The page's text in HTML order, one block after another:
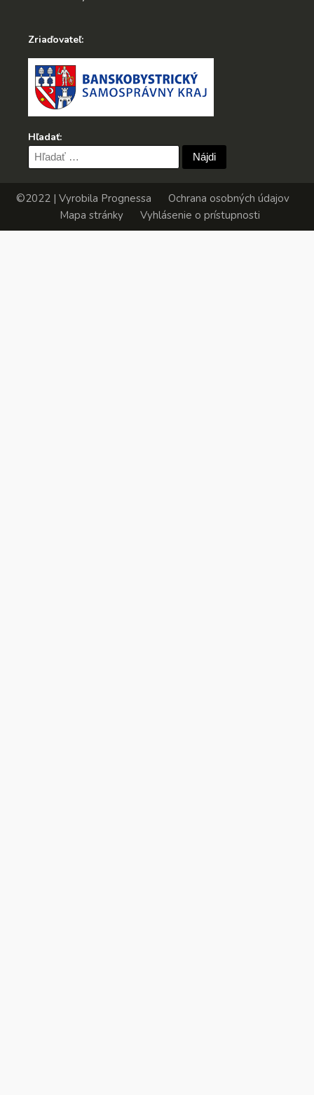
Zriaďovateľ:
Hľadať:
Hľadať:
©2022 | Vyrobila Prognessa
Ochrana osobných údajov
Mapa stránky
Vyhlásenie o prístupnosti